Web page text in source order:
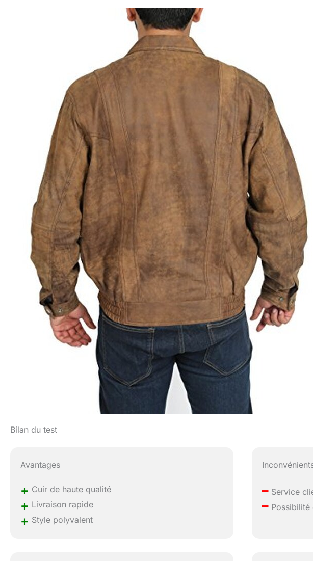
Bilan du test
Avantages
+ Cuir de haute qualité
+ Livraison rapide
+ Style polyvalent
– Service
– Possibilité